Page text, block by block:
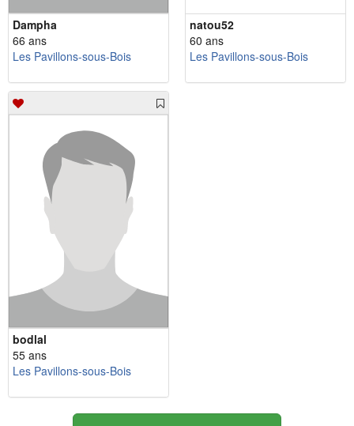
Dampha
66 ans
Les Pavillons-sous-Bois
natou52
60 ans
Les Pavillons-sous-Bois
bodlal
55 ans
Les Pavillons-sous-Bois